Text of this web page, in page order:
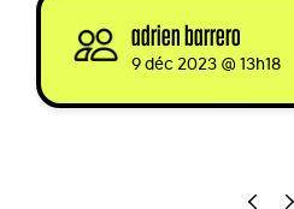
adrien barrero
9 déc 2023 @ 13h18